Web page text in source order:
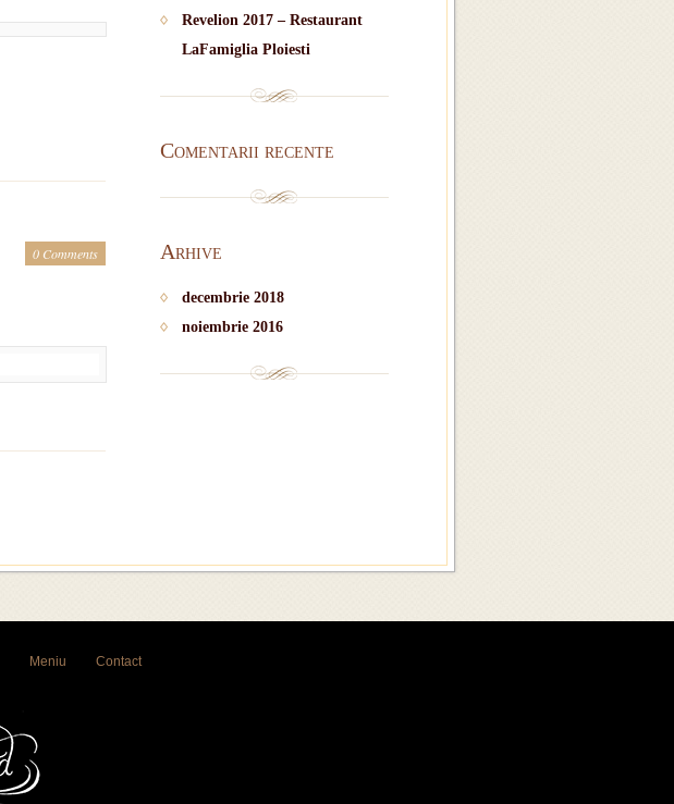
0 Comments
Revelion 2017 – Restaurant
LaFamiglia Ploiesti
Comentarii recente
Arhive
decembrie 2018
noiembrie 2016
Meniu Contact